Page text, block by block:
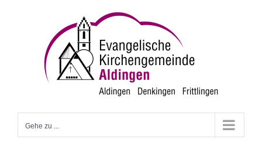
Gehe zu ...